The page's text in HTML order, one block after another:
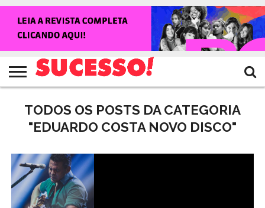
NOTÍCIAS
SHOWS
ENTREVISTAS
CLIQUES
RANKING
CROWLEY
TV
SUCESSO!
REVISTA
SUCESSO!
TODOS OS POSTS DA CATEGORIA
"EDUARDO COSTA NOVO DISCO"